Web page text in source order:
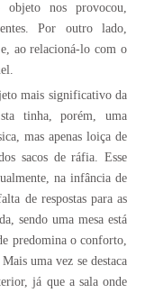
objeto nos provocou,
Por outro lado,
ao relacioná-lo com o
mais significativo da
tinha, porém, uma
mas apenas loiça de
sacos de ráfia. Esse
na infância de
de respostas para as
sendo uma mesa está
predomina o conforto,
uma vez se destaca
já que a sala onde